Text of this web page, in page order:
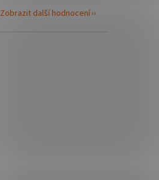
Zobrazit další hodnocení